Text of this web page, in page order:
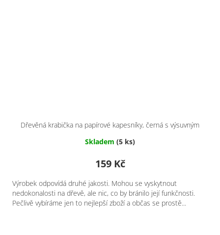
Dřevěná krabička na papírové kapesníky, černá s výsuvným
Skladem (5 ks)
159 Kč
Výrobek odpovídá druhé jakosti. Mohou se vyskytnout
nedokonalosti na dřevě, ale nic, co by bránilo její funkčnosti.
Pečlivě vybíráme jen to nejlepší zboží a občas se prostě...